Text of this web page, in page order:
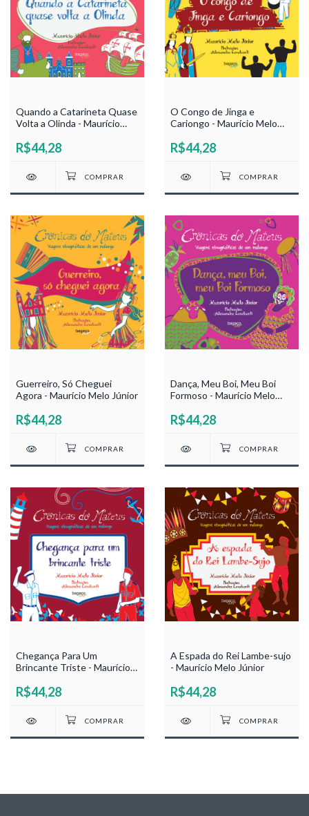
Quando a Catarineta Quase
Volta a Olinda - Maurício
R$44,28
O Congo de Jinga e
Cariongo - Maurício Melo
R$44,28
Guerreiro, Só Cheguei
Agora - Maurício Melo Júnior
R$44,28
Dança, Meu Boi, Meu Boi
Formoso - Maurício Melo
R$44,28
Chegança Para Um
Brincante Triste - Maurício
R$44,28
A Espada do Rei Lambe-sujo
- Maurício Melo Júnior
R$44,28